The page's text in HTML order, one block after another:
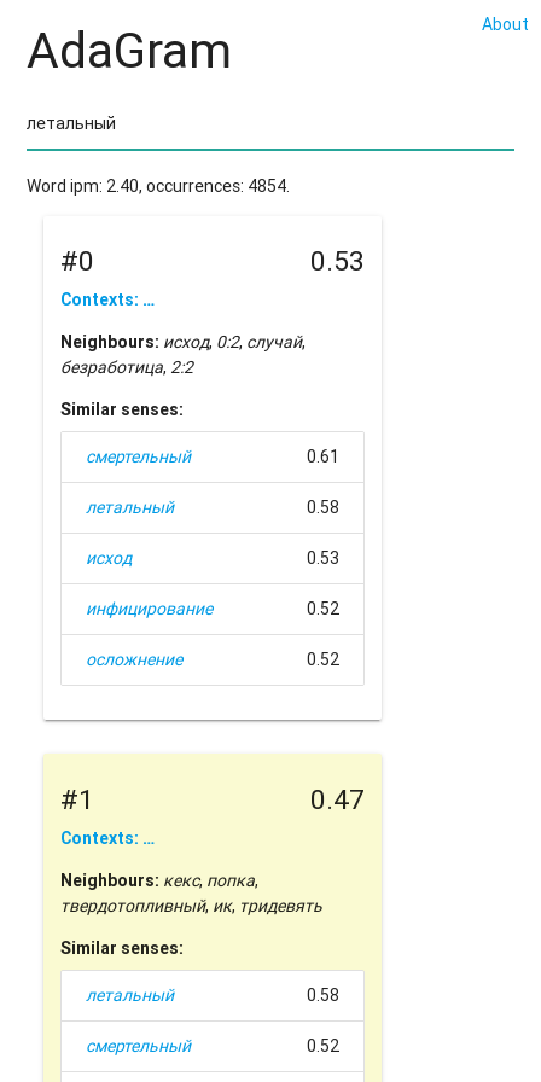
About
AdaGram
Word ipm: 2.40, occurrences: 4854.
#0 0.53
Contexts: …
Neighbours: исход, 0:2, случай,
безработица, 2:2
Similar senses:
смертельный 0.61
летальный 0.58
исход 0.53
инфицирование 0.52
осложнение 0.52
#1 0.47
Contexts: …
Neighbours: кекс, попка,
твердотопливный, ик, тридевять
Similar senses:
летальный 0.58
смертельный 0.52